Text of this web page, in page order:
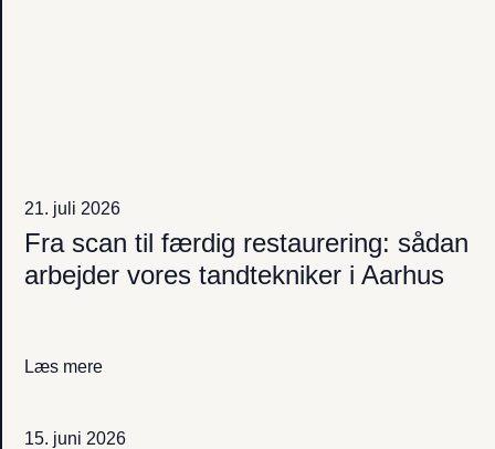
21. juli 2026
Fra scan til færdig restaurering: sådan
arbejder vores tandtekniker i Aarhus
Læs mere
15. juni 2026